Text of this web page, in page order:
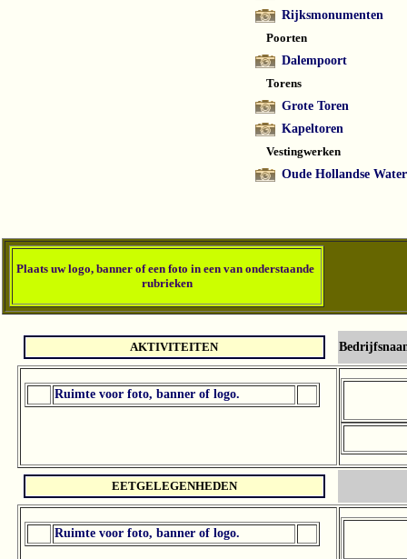
Rijksmonumenten
Poorten
Dalempoort
Torens
Grote Toren
Kapeltoren
Vestingwerken
Oude Hollandse
Plaats uw logo, banner of een foto in een van onderstaande
rubrieken
AKTIVITEITEN
Ruimte voor foto, banner of logo.
EETGELEGENHEDEN
Ruimte voor foto, banner of logo.